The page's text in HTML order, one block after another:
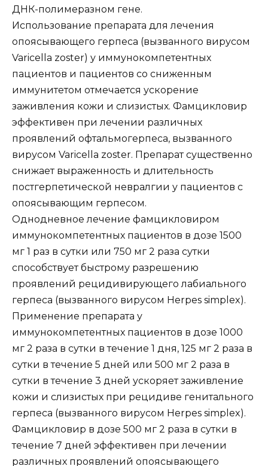
ДНК-полимеразном гене.
Использование препарата для лечения
опоясывающего герпеса (вызванного вирусом
Varicella zoster) у иммунокомпетентных
пациентов и пациентов со сниженным
иммунитетом отмечается ускорение
заживления кожи и слизистых. Фамцикловир
эффективен при лечении различных
проявлений офтальмогерпеса, вызванного
вирусом Varicella zoster. Препарат существенно
снижает выраженность и длительность
постгерпетической невралгии у пациентов с
опоясывающим герпесом.
Однодневное лечение фамцикловиром
иммунокомпетентных пациентов в дозе 1500
мг 1 раз в сутки или 750 мг 2 раза сутки
способствует быстрому разрешению
проявлений рецидивирующего лабиального
герпеса (вызванного вирусом Herpes simplex).
Применение препарата у
иммунокомпетентных пациентов в дозе 1000
мг 2 раза в сутки в течение 1 дня, 125 мг 2 раза в
сутки в течение 5 дней или 500 мг 2 раза в
сутки в течение 3 дней ускоряет заживление
кожи и слизистых при рецидиве генитального
герпеса (вызванного вирусом Herpes simplex).
Фамцикловир в дозе 500 мг 2 раза в сутки в
течение 7 дней эффективен при лечении
различных проявлений опоясывающего